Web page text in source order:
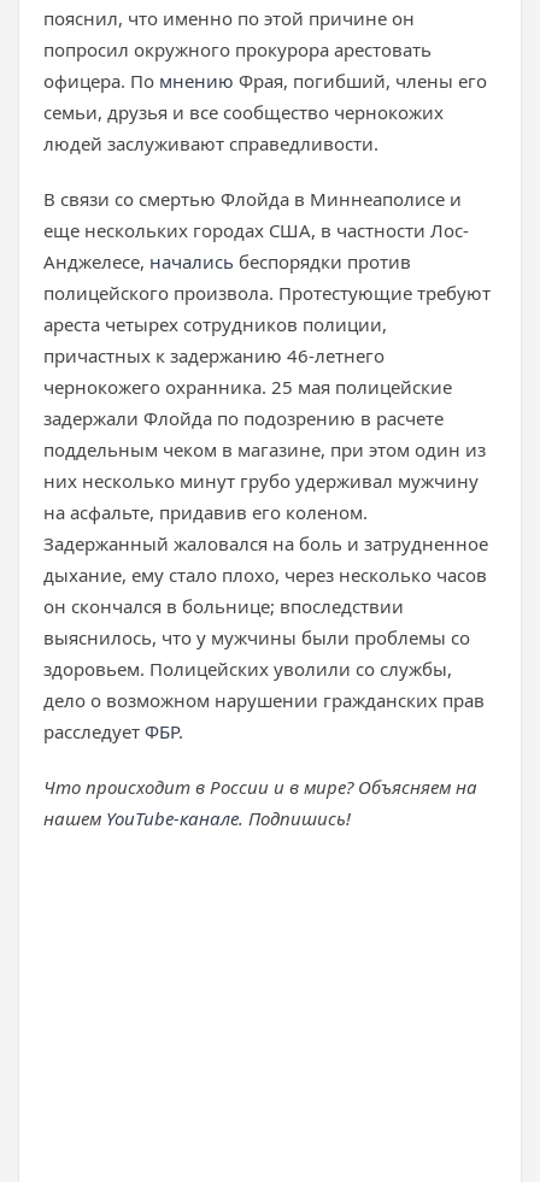
пояснил, что именно по этой причине он
попросил окружного прокурора арестовать
офицера. По мнению Фрая, погибший, члены его
семьи, друзья и все сообщество чернокожих
людей заслуживают справедливости.
В связи со смертью Флойда в Миннеаполисе и
еще нескольких городах США, в частности Лос-
Анджелесе, начались беспорядки против
полицейского произвола. Протестующие требуют
ареста четырех сотрудников полиции,
причастных к задержанию 46-летнего
чернокожего охранника. 25 мая полицейские
задержали Флойда по подозрению в расчете
поддельным чеком в магазине, при этом один из
них несколько минут грубо удерживал мужчину
на асфальте, придавив его коленом.
Задержанный жаловался на боль и затрудненное
дыхание, ему стало плохо, через несколько часов
он скончался в больнице; впоследствии
выяснилось, что у мужчины были проблемы со
здоровьем. Полицейских уволили со службы,
дело о возможном нарушении гражданских прав
расследует ФБР.
Что происходит в России и в мире? Объясняем на
нашем YouTube-канале. Подпишись!